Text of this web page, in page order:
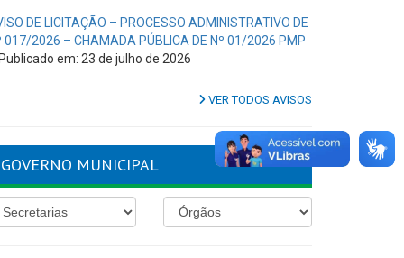
DE LICITAÇÃO – PROCESSO ADMINISTRATIVO DE
017/2026 – CHAMADA PÚBLICA DE Nº 01/2026 PMP
Publicado em: 23 de julho de 2026
VER TODOS AVISOS
GOVERNO MUNICIPAL